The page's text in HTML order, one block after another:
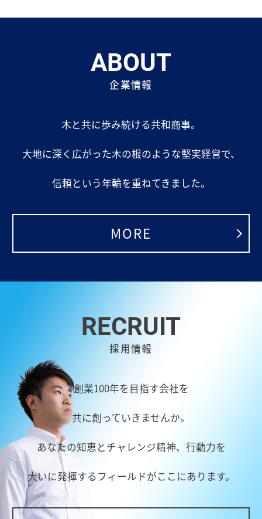
ABOUT
企業情報
木と共に歩み続ける共和商事。
大地に深く広がった木の根のような堅実経営で、
信頼という年輪を重ねてきました。
MORE
RECRUIT
採用情報
創業100年を目指す会社を
共に創っていきませんか。
あなたの知恵とチャレンジ精神、行動力を
大いに発揮するフィールドがここにあります。